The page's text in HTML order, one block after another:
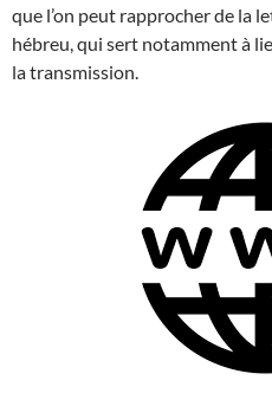
que l’on peut rapprocher de la
hébreu, qui sert notamment à
la transmission.